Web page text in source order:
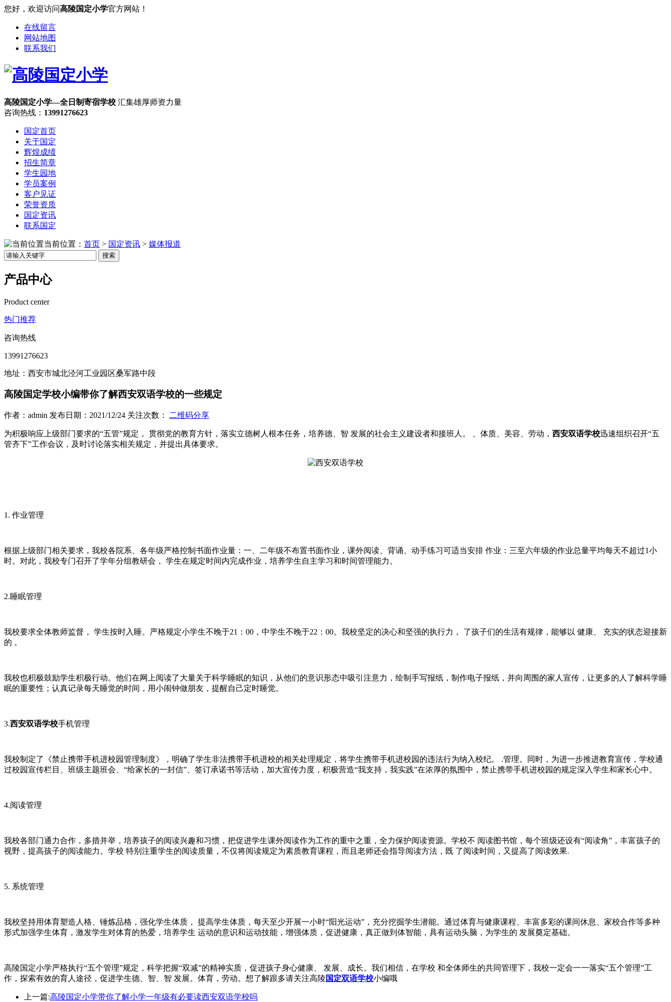
您好，欢迎访问高陵国定小学官方网站！
在线留言
网站地图
联系我们
高陵国定小学—全日制寄宿学校 汇集雄厚师资力量
咨询热线： 13991276623
国定首页
关于国定
辉煌成绩
招生简章
学生园地
学员案例
客户见证
荣誉资质
国定资讯
联系国定
当前位置： 首页 > 国定资讯 > 媒体报道
搜索
产品中心
Product center
热门推荐
咨询热线
13991276623
地址：西安市城北泾河工业园区桑军路中段
高陵国定学校小编带你了解西安双语学校的一些规定
作者：admin 发布日期：2021/12/24 关注次数： 二维码分享
为积极响应上级部门要求的“五管”规定， 贯彻党的教育方针，落实立德树人根本任务，培养德、智 发展的社会主义建设者和接班人。 、体质、美容、劳动， 西安双语学校迅速组织召开“五
管齐下”工作会议，及时讨论落实相关规定，并提出具体要求。
1. 作业管理
根据上级部门相关要求，我校各院系、各年级严格控制书面作业量：一、二年级不布置书面作业，课外阅读、背诵、动手练习可适当安排 作业：三至六年级的作业总量平均每天不超过1小
时。对此，我校专门召开了学年分组教研会， 学生在规定时间内完成作业，培养学生自主学习和时间管理能力。
2.睡眠管理
我校要求全体教师监督， 学生按时入睡。严格规定小学生不晚于21：00，中学生不晚于22：00。我校坚定的决心和坚强的执行力， 了孩子们的生活有规律，能够以 健康、 充实的状态迎接新
的 。
我校也积极鼓励学生积极行动。他们在网上阅读了大量关于科学睡眠的知识，从他们的意识形态中吸引注意力，绘制手写报纸，制作电子报纸，并向周围的家人宣传，让更多的人了解科学睡
眠的重要性；认真记录每天睡觉的时间，用小闹钟做朋友，提醒自己定时睡觉。
3.西安双语学校手机管理
我校制定了《禁止携带手机进校园管理制度》，明确了学生非法携带手机进校的相关处理规定，将学生携带手机进校园的违法行为纳入校纪。 .管理。同时，为进一步推进教育宣传，学校通
过校园宣传栏目、班级主题班会、“给家长的一封信”、签订承诺书等活动，加大宣传力度，积极营造“我支持，我实践”在浓厚的氛围中，禁止携带手机进校园的规定深入学生和家长心中。
4.阅读管理
我校各部门通力合作，多措并举，培养孩子的阅读兴趣和习惯，把促进学生课外阅读作为工作的重中之重，全力保护阅读资源。学校不 阅读图书馆，每个班级还设有“阅读角”，丰富孩子的
视野，提高孩子的阅读能力。学校 特别注重学生的阅读质量，不仅将阅读规定为素质教育课程，而且老师还会指导阅读方法，既 了阅读时间，又提高了阅读效果.
5. 系统管理
我校坚持用体育塑造人格、锤炼品格，强化学生体质， 提高学生体质，每天至少开展一小时“阳光运动”，充分挖掘学生潜能。通过体育与健康课程、丰富多彩的课间休息、家校合作等多种
形式加强学生体育，激发学生对体育的热爱，培养学生 运动的意识和运动技能，增强体质，促进健康，真正做到体智能，具有运动头脑，为学生的 发展奠定基础。
高陵国定小学严格执行“五个管理”规定，科学把握“双减”的精神实质，促进孩子身心健康、 发展、成长。我们相信，在学校 和全体师生的共同管理下，我校一定会一一落实“五个管理”工
作，探索有效的育人途径，促进学生德、智、智 发展。体育，劳动。想了解跟多请关注高陵 国定双语学校小编哦
上一篇:高陵国定小学带你了解小学一年级有必要读西安双语学校吗